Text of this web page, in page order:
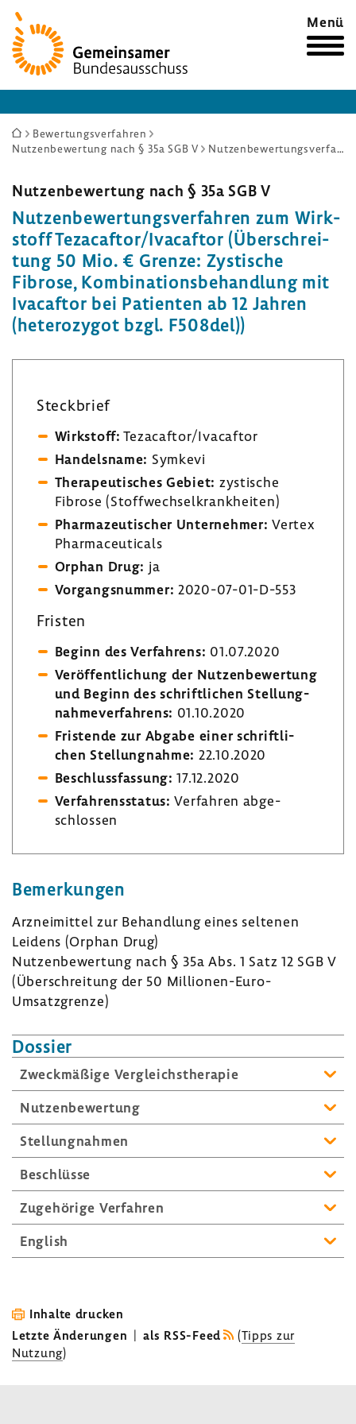
Zur
Startseite
Menü
Sie
sind
Bewertungsverfahren
Nutzenbewertung nach § 35a SGB V
Nutzenbewertungsverfahren zum Wirkstoff Tezacaftor/Ivacaftor (Überschreitung 50 Mio. € Grenze: Zystische Fibrose, Kombinationsbehandlung mit Ivacaftor bei Patienten ab 12 Jahren (heterozygot bzgl. F508del))
Nutzen­be­wer­tung nach § 35a SGB V
Nutzen­be­wer­tungs­ver­fahren zum Wirk­
stoff Teza­caftor/Ivacaftor (Über­schrei­
tung 50 Mio. € Grenze: Zysti­sche
Fibrose, Kombi­na­ti­ons­be­hand­lung mit
Ivacaftor bei Pati­enten ab 12 Jahren
(hete­ro­zygot bzgl. F508del))
Steck­brief
Wirk­stoff: Teza­caftor/Ivacaftor
Handels­name: Symkevi
Thera­peu­ti­sches Gebiet: zysti­sche
Fibrose (Stoff­wech­sel­krank­heiten)
Phar­ma­zeu­ti­scher Unter­nehmer: Vertex
Phar­ma­ceu­ti­cals
Orphan Drug: ja
Vorgangs­nummer: 2020-​07-01-D-553
Fristen
Beginn des Verfah­rens: 01.07.2020
Veröf­fent­li­chung der Nutzen­be­wer­tung
und Beginn des schrift­li­chen Stel­lung­
nah­me­ver­fah­rens: 01.10.2020
Fris­tende zur Abgabe einer schrift­li­
chen Stel­lung­nahme: 22.10.2020
Beschluss­fas­sung: 17.12.2020
Verfah­rens­status: Verfahren abge­
schlossen
Bemer­kungen
Arznei­mittel zur Behand­lung eines seltenen
Leidens (Orphan Drug)
Nutzen­be­wer­tung nach § 35a Abs. 1 Satz 12 SGB V
(Über­schrei­tung der 50 Millionen-​Euro-
Umsatzgrenze)
Dossier
Zweck­mä­ßige Vergleichs­the­rapie
Nutzen­be­wer­tung
Stel­lung­nahmen
Beschlüsse
Zuge­hö­rige Verfahren
English
Inhalte drucken
Letzte Änderungen | als RSS-Feed (Tipps zur
Nutzung)